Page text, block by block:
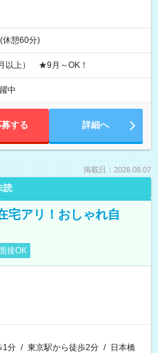
休憩60分)
以上） ★9月～OK！
中
募する 詳細へ
掲載日：2026.08.07
読
宅アリ！おしゃれ自
接OK
1分 / 東京駅から徒歩2分 / 日本橋